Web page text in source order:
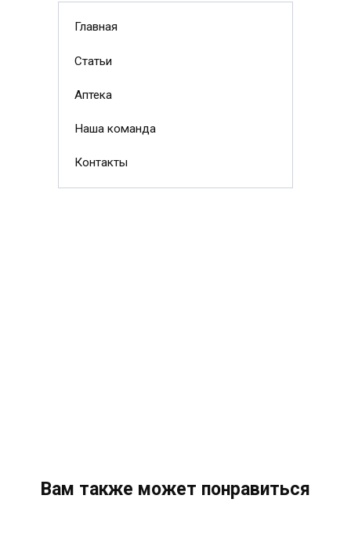
Главная
Статьи
Аптека
Наша команда
Контакты
Вам также может понравиться